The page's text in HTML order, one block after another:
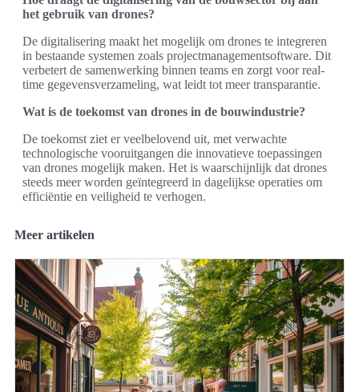
het gebruik van drones?
De digitalisering maakt het mogelijk om drones te integreren
in bestaande systemen zoals projectmanagementsoftware. Dit
verbetert de samenwerking binnen teams en zorgt voor real-
time gegevensverzameling, wat leidt tot meer transparantie.
Wat is de toekomst van drones in de bouwindustrie?
De toekomst ziet er veelbelovend uit, met verwachte
technologische vooruitgangen die innovatieve toepassingen
van drones mogelijk maken. Het is waarschijnlijk dat drones
steeds meer worden geïntegreerd in dagelijkse operaties om
efficiëntie en veiligheid te verhogen.
Meer artikelen